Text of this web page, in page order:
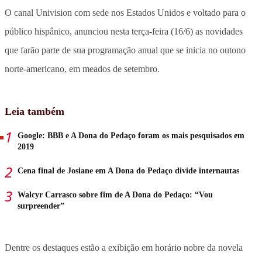
O canal Univision com sede nos Estados Unidos e voltado para o
público hispânico, anunciou nesta terça-feira (16/6) as novidades
que farão parte de sua programação anual que se inicia no outono
norte-americano, em meados de setembro.
Leia também
Google: BBB e A Dona do Pedaço foram os mais pesquisados em
2019
Cena final de Josiane em A Dona do Pedaço divide internautas
Walcyr Carrasco sobre fim de A Dona do Pedaço: “Vou
surpreender”
Dentre os destaques estão a exibição em horário nobre da novela